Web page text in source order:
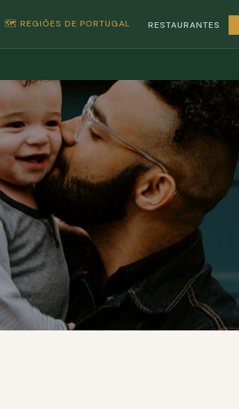
🗺️ REGIÕES DE PORTUGAL RESTAURANTES